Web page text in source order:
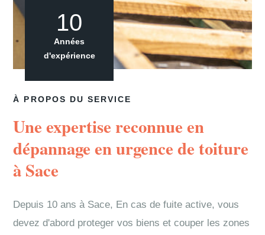
À PROPOS DU SERVICE
Une expertise reconnue en
dépannage en urgence de toiture
à Sace
Depuis 10 ans à Sace, En cas de fuite active, vous
devez d'abord proteger vos biens et couper les zones
10
Années
d'expérience